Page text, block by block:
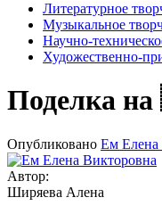
Литературное
Музыкальное
Научно-
Художественно-
Поделка
Опубликовано Ем Елена
Автор:
Ширяева Алена